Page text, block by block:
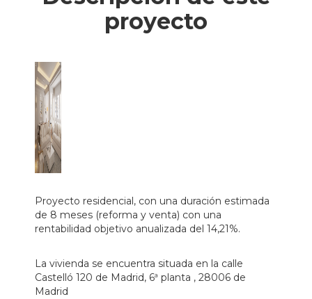
proyecto
Proyecto residencial, con una duración estimada
de 8 meses (reforma y venta) con una
rentabilidad objetivo anualizada del 14,21%.
La vivienda se encuentra situada en la calle
Castelló 120 de Madrid, 6ª planta , 28006 de
Madrid